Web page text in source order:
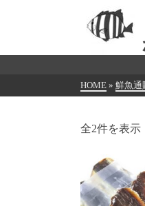
HOME » 鮮魚通
全2件を表示